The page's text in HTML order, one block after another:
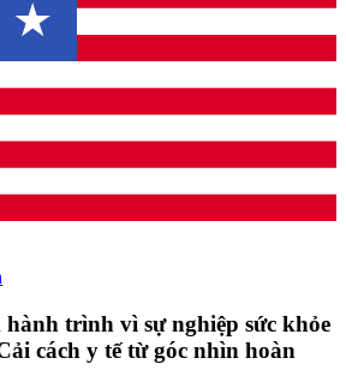
hành trình vì sự nghiệp sức khỏe
cách y tế từ góc nhìn hoàn